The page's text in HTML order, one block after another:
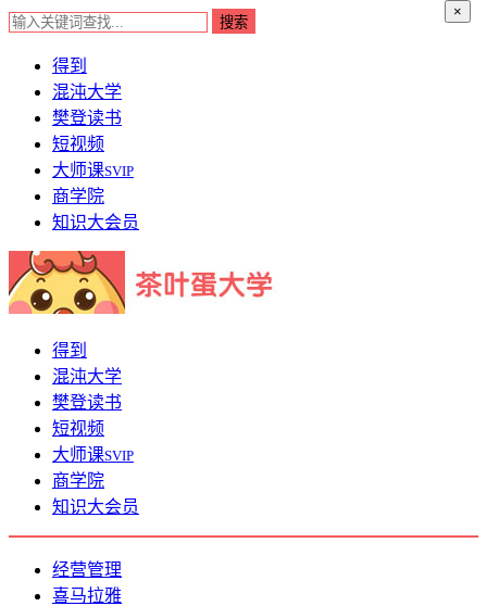
×
得到
混沌大学
樊登读书
短视频
大师课SVIP
商学院
知识大会员
得到
混沌大学
樊登读书
短视频
大师课SVIP
商学院
知识大会员
经营管理
喜马拉雅